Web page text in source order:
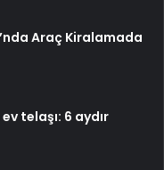
Araç Kiralamada
telaşı: 6 aydır